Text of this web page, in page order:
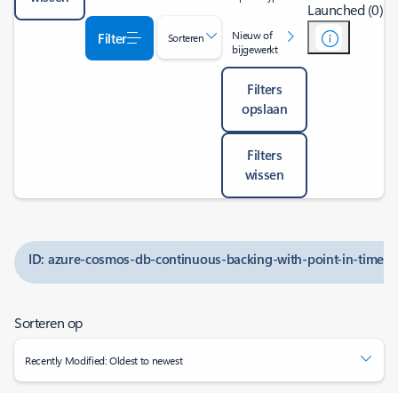
Filter Sorteren
Nieuw of
bijgewerkt
Filters
opslaan
Filters
wissen
Launched (0)
ID: azure-cosmos-db-continuous-backing-with-point-in-time-
Sorteren op
Recently Modified: Oldest to newest